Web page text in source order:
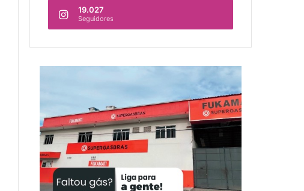
19.027
Seguidores